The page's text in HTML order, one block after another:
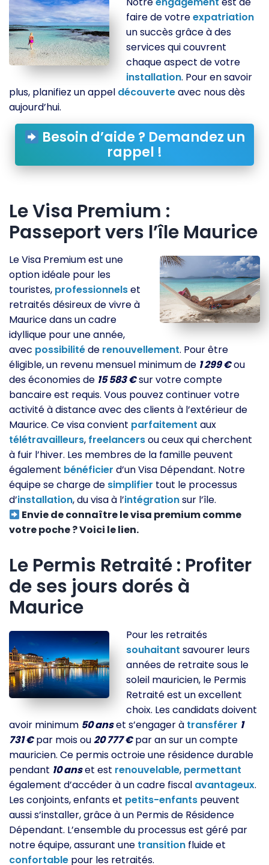
faire de votreexpatriation
un succès grâce à des
services qui couvrent
chaque aspect de votre
installation. Pour en savoir
plus, planifiez un appel découverteavec nous dès
aujourd’hui.
Besoin d’aide ? Demandez un
rappel !
Le Visa Premium :
Passeport vers l’île Maurice
Le Visa Premium est une
option idéale pour les
touristes, professionnelset
retraités désireux de vivre à
Maurice dans un cadre
idyllique pour une année,
avec possibilitéde renouvellement. Pour être
éligible, un revenu mensuel minimum de 1 299 €ou
des économies de 15 583 €sur votre compte
bancaire est requis. Vous pouvez continuer votre
activité à distance avec des clients à l’extérieur de
Maurice. Ce visa convient parfaitement aux
télétravailleurs, freelancersou ceux qui cherchent
à fuir l’hiver. Les membres de la famille peuvent
également bénéficier d’un Visa Dépendant. Notre
équipe se charge de simplifier tout le processus
d’installation, du visa à l’intégrationsur l’île.
Envie de connaître le visa premium comme
votre poche ? Voici le lien.
Le Permis Retraité : Profiter
de ses jours dorés à
Maurice
Pour les retraités
souhaitant savourer leurs
années de retraite sous le
soleil mauricien, le Permis
Retraité est un excellent
choix. Les candidats doivent
avoir minimum 50 anset s’engager à transférer 1
731 €par mois ou20 777 €par an sur un compte
mauricien. Ce permis octroie une résidence durable
pendant 10 anset est renouvelable, permettant
également d’accéder à un cadre fiscal avantageux.
Les conjoints, enfants et petits-enfants peuvent
aussi s’installer, grâce à un Permis de Résidence
Dépendant. L’ensemble du processus est géré par
notre équipe, assurant une transition fluide et
confortable pour les retraités.